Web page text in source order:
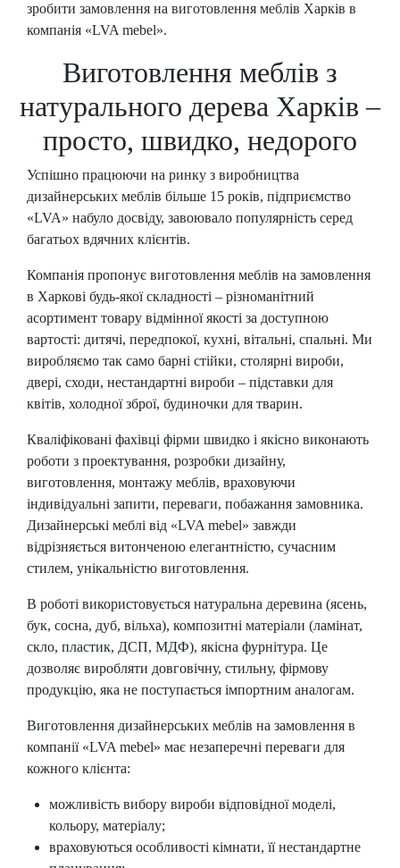
зробити замовлення на виготовлення меблів Харків в
компанія «LVA mebel».
Виготовлення меблів з
натурального дерева Харків –
просто, швидко, недорого
Успішно працюючи на ринку з виробництва
дизайнерських меблів більше 15 років, підприємство
«LVA» набуло досвіду, завоювало популярність серед
багатьох вдячних клієнтів.
Компанія пропонує виготовлення меблів на замовлення
в Харкові будь-якої складності – різноманітний
асортимент товару відмінної якості за доступною
вартості: дитячі, передпокої, кухні, вітальні, спальні. Ми
виробляємо так само барні стійки, столярні вироби,
двері, сходи, нестандартні вироби – підставки для
квітів, холодної зброї, будиночки для тварин.
Кваліфіковані фахівці фірми швидко і якісно виконають
роботи з проектування, розробки дизайну,
виготовлення, монтажу меблів, враховуючи
індивідуальні запити, переваги, побажання замовника.
Дизайнерські меблі від «LVA mebel» завжди
відрізняється витонченою елегантністю, сучасним
стилем, унікальністю виготовлення.
В роботі використовується натуральна деревина (ясень,
бук, сосна, дуб, вільха), композитні матеріали (ламінат,
скло, пластик, ДСП, МДФ), якісна фурнітура. Це
дозволяє виробляти довговічну, стильну, фірмову
продукцію, яка не поступається імпортним аналогам.
Виготовлення дизайнерських меблів на замовлення в
компанії «LVA mebel» має незаперечні переваги для
кожного клієнта:
можливість вибору вироби відповідної моделі,
кольору, матеріалу;
враховуються особливості кімнати, її нестандартне